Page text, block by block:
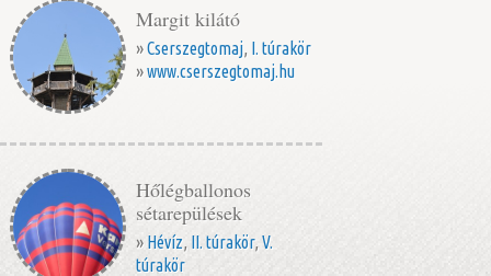
Margit kilátó
»Cserszegtomaj, I. túrakör
»www.cserszegtomaj.hu
Hőlégballonos
sétarepülések
» Hévíz, II. túrakör,V.
túrakör